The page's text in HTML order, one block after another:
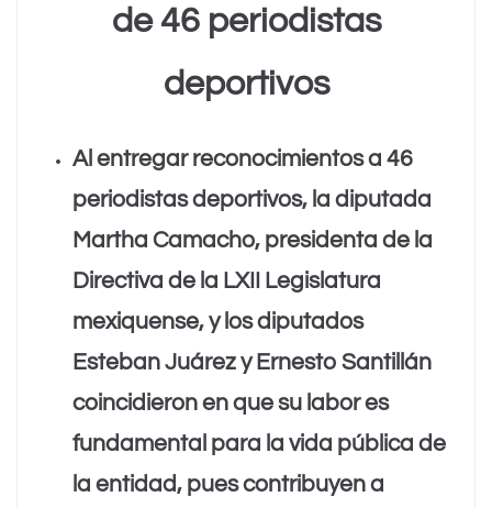
k
m
de 46 periodistas
deportivos
Al entregar reconocimientos a 46
periodistas deportivos, la diputada
Martha Camacho, presidenta de la
Directiva de la LXII Legislatura
mexiquense, y los diputados
Esteban Juárez y Ernesto Santillán
coincidieron en que su labor es
fundamental para la vida pública de
la entidad, pues contribuyen a